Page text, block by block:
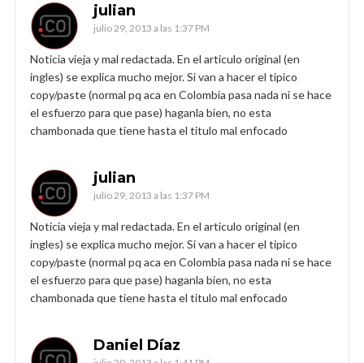
julian
julio 29, 2013 a las 1:37 PM
Noticia vieja y mal redactada. En el articulo original (en
ingles) se explica mucho mejor. Si van a hacer el tipico
copy/paste (normal pq aca en Colombia pasa nada ni se hace
el esfuerzo para que pase) haganla bien, no esta
chambonada que tiene hasta el titulo mal enfocado
julian
julio 29, 2013 a las 1:37 PM
Noticia vieja y mal redactada. En el articulo original (en
ingles) se explica mucho mejor. Si van a hacer el tipico
copy/paste (normal pq aca en Colombia pasa nada ni se hace
el esfuerzo para que pase) haganla bien, no esta
chambonada que tiene hasta el titulo mal enfocado
Daniel Díaz